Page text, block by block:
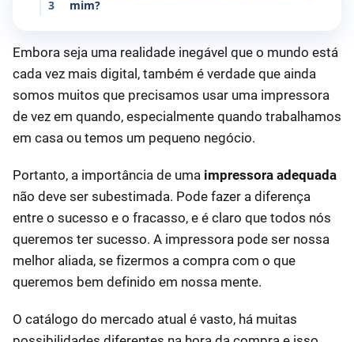
3
mim?
Embora seja uma realidade inegável que o mundo está
cada vez mais digital, também é verdade que ainda
somos muitos que precisamos usar uma impressora
de vez em quando, especialmente quando trabalhamos
em casa ou temos um pequeno negócio.
Portanto, a importância de uma impressora adequada
não deve ser subestimada. Pode fazer a diferença
entre o sucesso e o fracasso, e é claro que todos nós
queremos ter sucesso. A impressora pode ser nossa
melhor aliada, se fizermos a compra com o que
queremos bem definido em nossa mente.
O catálogo do mercado atual é vasto, há muitas